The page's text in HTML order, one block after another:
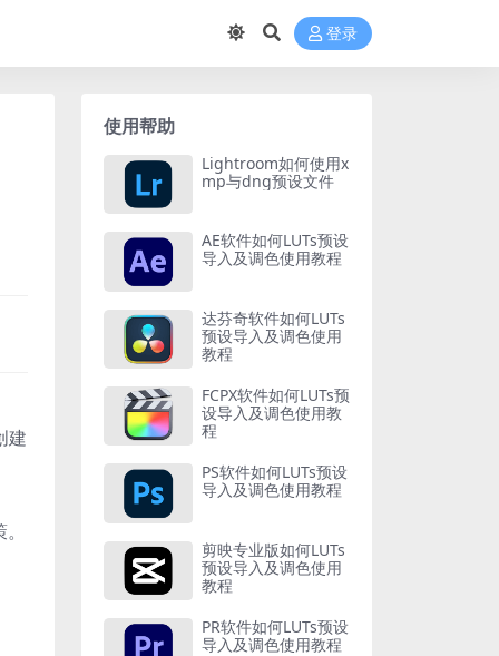
登录
建
使用帮助
Lightroom如何使用x
mp与dng预设文件
AE软件如何LUTs预设
导入及调色使用教程
达芬奇软件如何LUTs
预设导入及调色使用
教程
FCPX软件如何LUTs预
设导入及调色使用教
程
PS软件如何LUTs预设
导入及调色使用教程
剪映专业版如何LUTs
预设导入及调色使用
教程
PR软件如何LUTs预设
导入及调色使用教程